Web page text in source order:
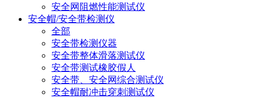
安全网阻燃性能测试仪
安全帽/安全带检测仪
全部
安全带检测仪器
安全带整体滑落测试仪
安全带测试橡胶假人
安全带、安全网综合测试仪
安全帽耐冲击穿刺测试仪